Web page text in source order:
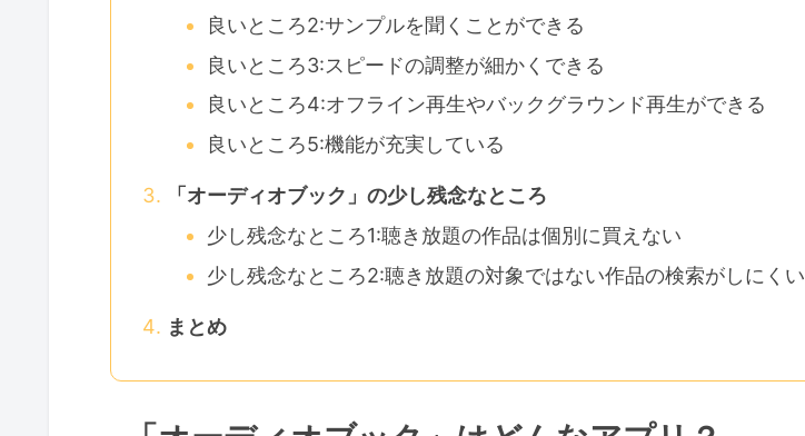
良いところ2:サンプルを聞くことができる
良いところ3:スピードの調整が細かくできる
良いところ4:オフライン再生やバックグラウンド再生ができる
良いところ5:機能が充実している
「オーディオブック」の少し残念なところ
少し残念なところ1:聴き放題の作品は個別に買えない
少し残念なところ2:聴き放題の対象ではない作品の検索がしにくい
まとめ